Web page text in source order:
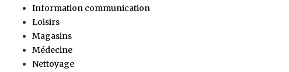
Information communication
Loisirs
Magasins
Médecine
Nettoyage